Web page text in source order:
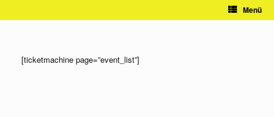
Menü
[ticketmachine page=”event_list”]